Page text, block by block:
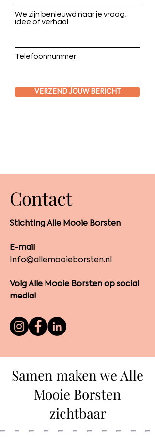
We zijn benieuwd naar je vraag,
idee of verhaal
Telefoonnummer
VERZEND JOUW BERICHT
Contact
Stichting Alle Mooie Borsten
E-mail
Info@allemooieborsten.nl
Volg Alle Mooie Borsten op social
media!
Samen maken we Alle
Mooie Borsten
zichtbaar